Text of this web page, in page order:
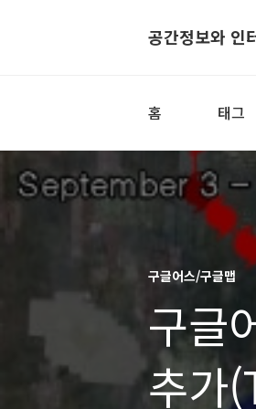
공간정보와 인
홈 태그
구글어스/구글맵
구글
추가